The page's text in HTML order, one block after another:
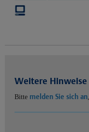
Weitere Hinweise
Bitte melden Sie sich an